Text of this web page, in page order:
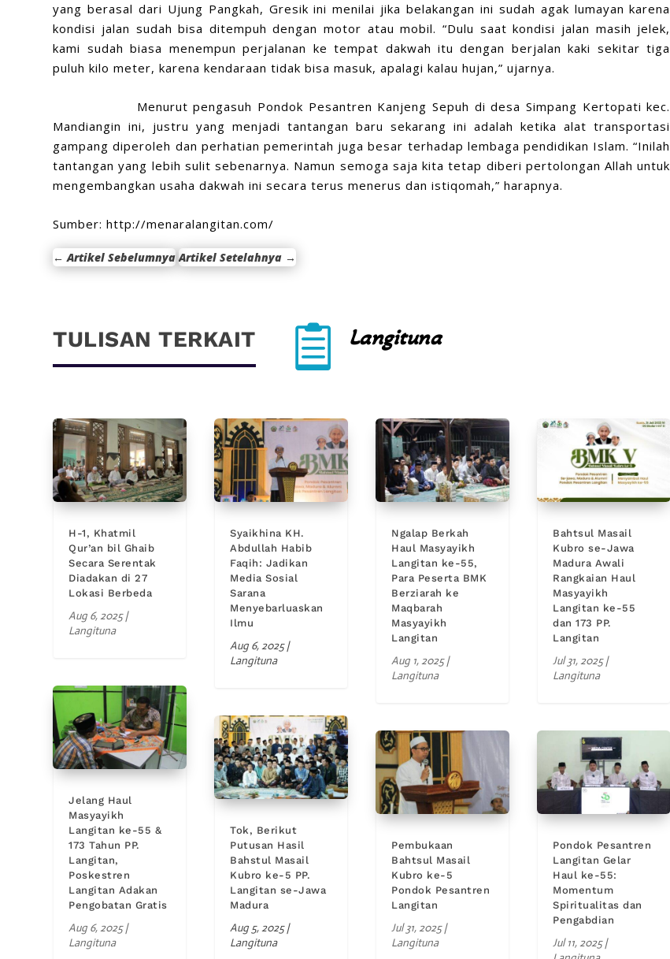
yang berasal dari Ujung Pangkah, Gresik ini menilai jika belakangan ini sudah agak lumayan karena
kondisi jalan sudah bisa ditempuh dengan motor atau mobil. “Dulu saat kondisi jalan masih jelek,
kami sudah biasa menempun perjalanan ke tempat dakwah itu dengan berjalan kaki sekitar tiga
puluh kilo meter, karena kendaraan tidak bisa masuk, apalagi kalau hujan,” ujarnya.
Menurut pengasuh Pondok Pesantren Kanjeng Sepuh di desa Simpang Kertopati kec.
Mandiangin ini, justru yang menjadi tantangan baru sekarang ini adalah ketika alat transportasi
gampang diperoleh dan perhatian pemerintah juga besar terhadap lembaga pendidikan Islam. “Inilah
tantangan yang lebih sulit sebenarnya. Namun semoga saja kita tetap diberi pertolongan Allah untuk
mengembangkan usaha dakwah ini secara terus menerus dan istiqomah,” harapnya.
Sumber: http://menaralangitan.com/
←Artikel Sebelumnya Artikel Setelahnya →
TULISAN TERKAIT  Langituna
H-1, Khatmil
Qur’an bil Ghaib
Secara Serentak
Diadakan di 27
Lokasi Berbeda
Aug 6, 2025|
Langituna
Jelang Haul
Masyayikh
Langitan ke-55 &
173 Tahun PP.
Langitan,
Poskestren
Langitan Adakan
Pengobatan Gratis
Aug 6, 2025|
Langituna
Syaikhina KH.
Abdullah Habib
Faqih: Jadikan
Media Sosial
Sarana
Menyebarluaskan
Ilmu
Aug 6, 2025|
Langituna
Tok, Berikut
Putusan Hasil
Bahstul Masail
Kubro ke-5 PP.
Langitan se-Jawa
Madura
Aug 5, 2025|
Langituna
Ngalap Berkah
Haul Masyayikh
Langitan ke-55,
Para Peserta BMK
Berziarah ke
Maqbarah
Masyayikh
Langitan
Aug 1, 2025|
Langituna
Pembukaan
Bahtsul Masail
Kubro ke-5
Pondok Pesantren
Langitan
Jul 31, 2025|
Langituna
Bahtsul Masail
Kubro se-Jawa
Madura Awali
Rangkaian Haul
Masyayikh
Langitan ke-55
dan 173 PP.
Langitan
Jul 31, 2025|
Langituna
Pondok Pesantren
Langitan Gelar
Haul ke-55:
Momentum
Spiritualitas dan
Pengabdian
Jul 11, 2025|